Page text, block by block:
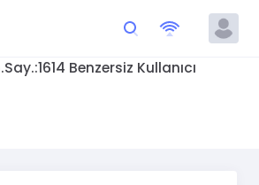
Benzersiz Kullanıcı